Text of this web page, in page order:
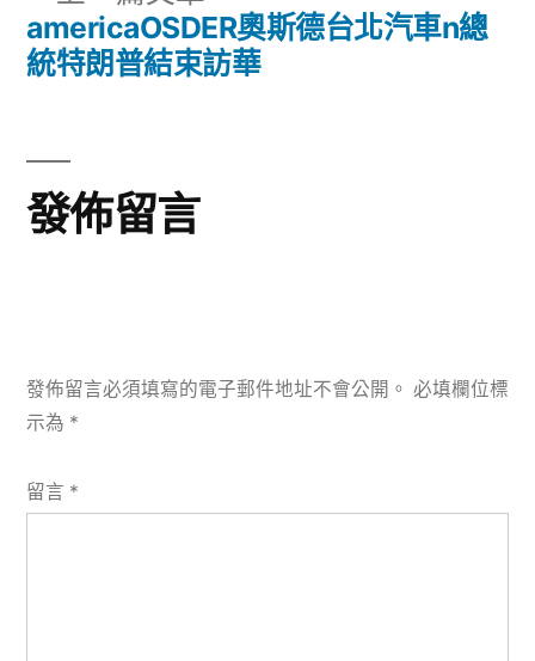
導
覽
一
篇
americaOSDER奧斯德台北汽車n總
統特朗普結束訪華
發佈留言
發佈留言必須填寫的電子郵件地址不會公開。 必填欄位標
示為 *
留言 *